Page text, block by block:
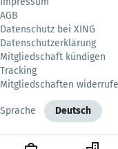
AGB
Datenschutz bei XING
Datenschutzerklärung
Mitgliedschaft kündigen
Tracking
Mitgliedschaften
Sprache Deutsch